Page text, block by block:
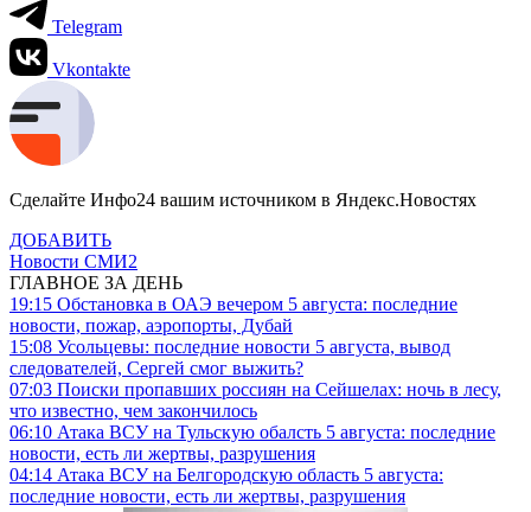
Telegram
Vkontakte
Сделайте Инфо24 вашим источником в Яндекс.Новостях
ДОБАВИТЬ
Новости СМИ2
ГЛАВНОЕ ЗА ДЕНЬ
19:15 Обстановка в ОАЭ вечером 5 августа: последние
новости, пожар, аэропорты, Дубай
15:08 Усольцевы: последние новости 5 августа, вывод
следователей, Сергей смог выжить?
07:03 Поиски пропавших россиян на Сейшелах: ночь в лесу,
что известно, чем закончилось
06:10 Атака ВСУ на Тульскую обалсть 5 августа: последние
новости, есть ли жертвы, разрушения
04:14 Атака ВСУ на Белгородскую область 5 августа:
последние новости, есть ли жертвы, разрушения